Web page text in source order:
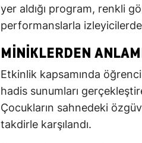
yer aldığı program, renkli
performanslarla
MINIKLERDEN
Etkinlik kapsamında
hadis sunumları
Çocukların sahnedeki
takdirle karşılandı.